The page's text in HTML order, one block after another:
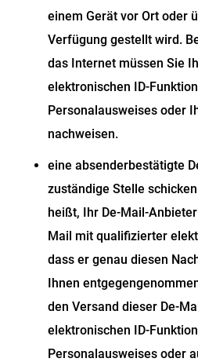
einem Gerät vor Ort oder
Verfügung gestellt wird.
das Internet müssen Sie
elektronischen ID-
Personalausweises oder
nachweisen.
eine absenderbestätigte
zuständige Stelle
heißt, Ihr De-Mail-
Mail mit qualifizierter
dass er genau diesen
Ihnen
den Versand dieser De-
elektronischen ID-
Personalausweises oder